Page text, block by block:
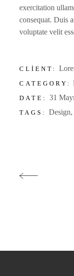
exercitation
consequat. Duis
voluptate velit
CLIENT:
CATEGORY:
DATE: 31
TAGS: Design